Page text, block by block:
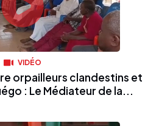
VIDÉO
orpailleurs clandestins et
: Le Médiateur de la...